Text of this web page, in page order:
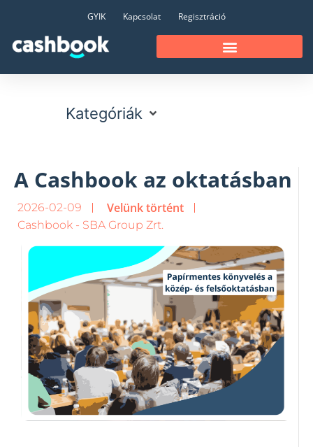
GYIK Kapcsolat Regisztráció
Kategóriák
A Cashbook az oktatásban
2026-02-09 Velünk történt
Cashbook - SBA Group Zrt.